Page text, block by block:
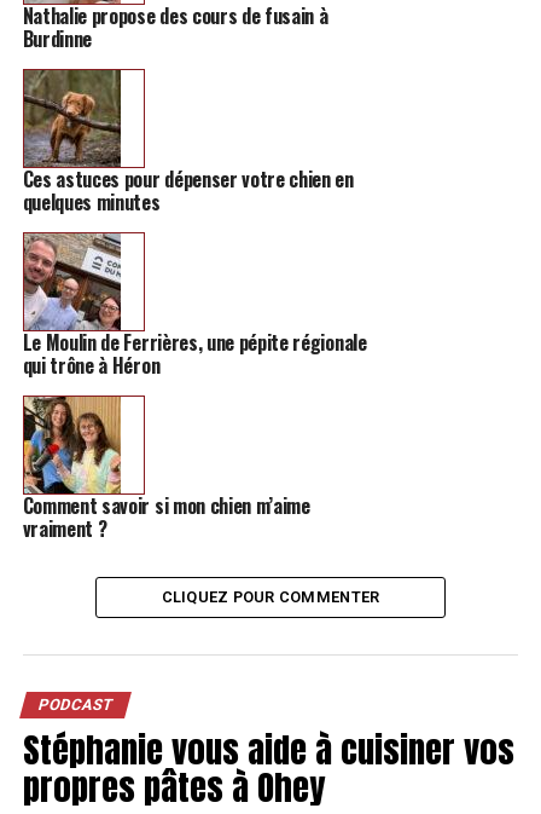
Nathalie propose des cours de fusain à
Burdinne
Ces astuces pour dépenser votre chien en
quelques minutes
Le Moulin de Ferrières, une pépite régionale
qui trône à Héron
Comment savoir si mon chien m’aime
vraiment ?
CLIQUEZ POUR COMMENTER
PODCAST
Stéphanie vous aide à cuisiner vos
propres pâtes à Ohey